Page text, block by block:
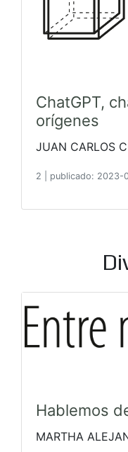
ChatGPT,
orígenes
JUAN CARLOS
2 publicado: 2023-
Hablemos
MARTHA